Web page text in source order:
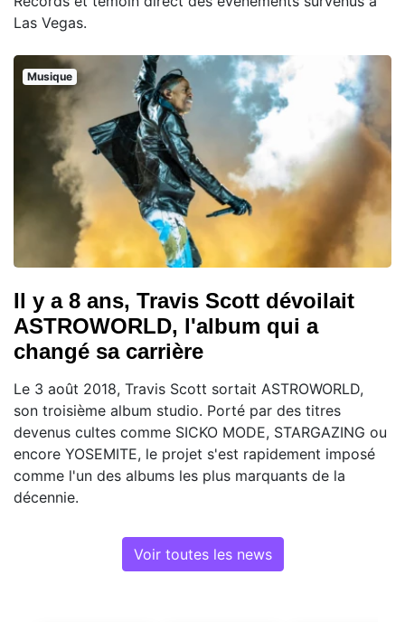
Las Vegas.
Musique
Il y a 8 ans, Travis Scott dévoilait
ASTROWORLD, l'album qui a
changé sa carrière
Le 3 août 2018, Travis Scott sortait ASTROWORLD,
son troisième album studio. Porté par des titres
devenus cultes comme SICKO MODE, STARGAZING ou
encore YOSEMITE, le projet s'est rapidement imposé
comme l'un des albums les plus marquants de la
décennie.
Voir toutes les news